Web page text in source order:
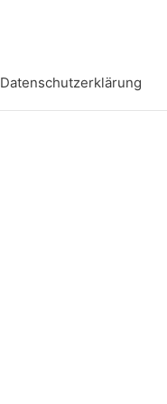
Datenschutzerklärung